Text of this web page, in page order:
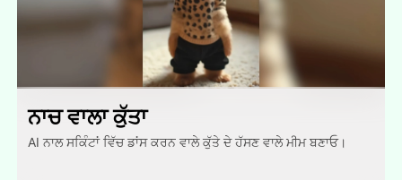
ਨਾਚ ਵਾਲਾ ਕੁੱਤਾ
AI ਨਾਲ ਸਕਿੰਟਾਂ ਵਿੱਚ ਡਾਂਸ ਕਰਨ ਵਾਲੇ ਕੁੱਤੇ ਦੇ ਹੱਸਣ ਵਾਲੇ ਮੀਮ ਬਣਾਓ।